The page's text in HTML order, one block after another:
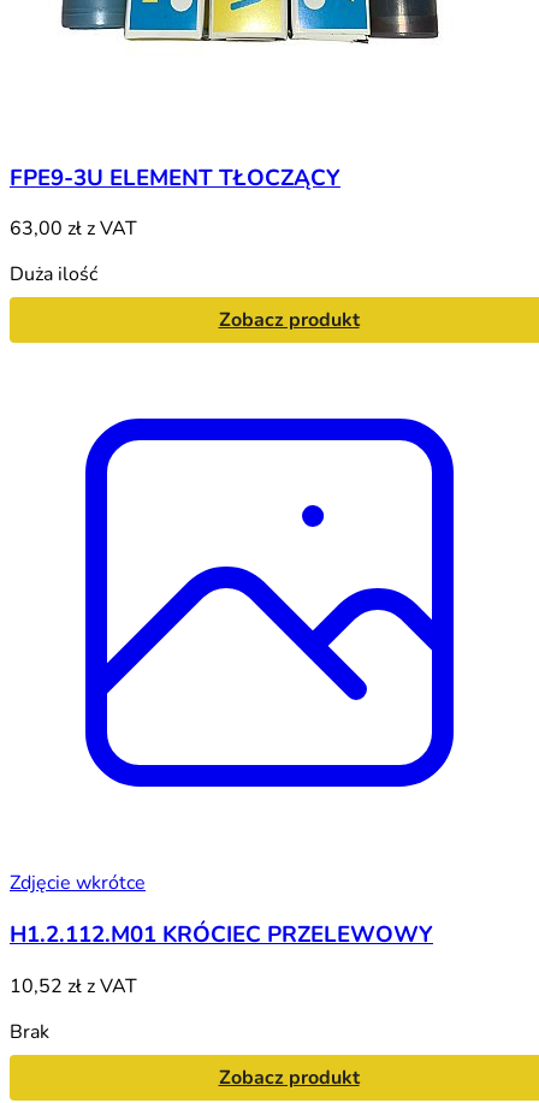
FPE9-3U ELEMENT TŁOCZĄCY
63,00 złz VAT
Duża ilość
Zobacz produkt
Zdjęcie wkrótce
H1.2.112.M01 KRÓCIEC PRZELEWOWY
10,52 złz VAT
Brak
Zobacz produkt